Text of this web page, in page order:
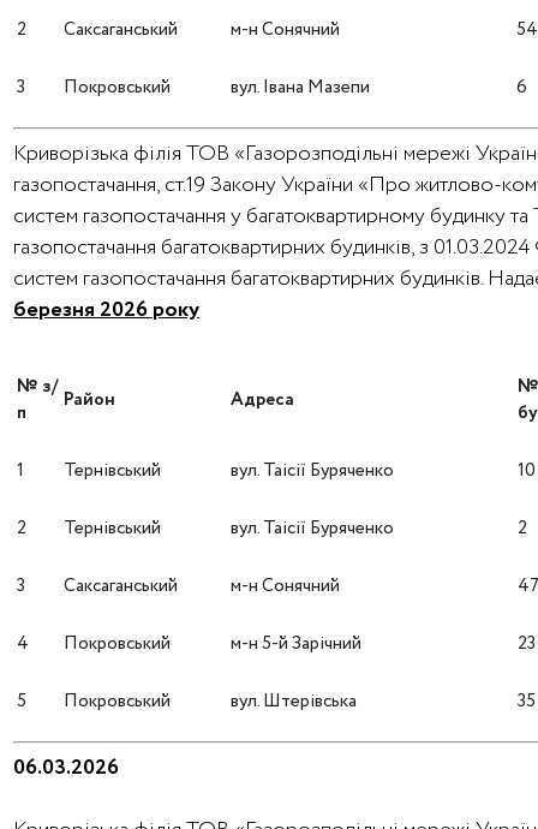
2 Саксаганський м-н Сонячний 54
3 Покровський вул. Івана Мазепи 6
Криворізька філія ТОВ «Газорозподільні мережі
газопостачання, ст.19 Закону України «Про житлово-
систем газопостачання у багатоквартирному будинку
газопостачання багатоквартирних будинків, з
систем газопостачання багатоквартирних будинків.
березня 2026 року
№ з/
п
Район Адреса
1 Тернівський вул. Таісії Буряченко 10
2 Тернівський вул. Таісії Буряченко 2
3 Саксаганський м-н Сонячний
4 Покровський м-н 5-й Зарічний 23
5 Покровський вул. Штерівська 35
06.03.2026